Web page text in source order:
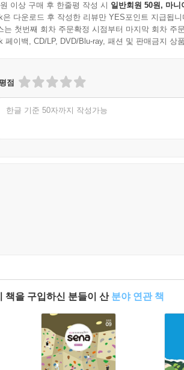
이상 구매 후 한줄평 작성 시 일반회원 50원, 마니
은 다운로드 후 작성한 리뷰만 YES포인트 지급됩니
는 첫번째 회차 주문확정 시점부터 마지막 회차 주
페이백, CD/LP, DVD/Blu-ray, 패션 및 판매금지 상
점
한글 기준 50자까지 작성가능
책을 구입하신 분들이 산 분야 연관 책